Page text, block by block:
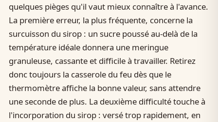
quelques pièges qu'il vaut mieux connaître à l'avance.
La première erreur, la plus fréquente, concerne la
surcuisson du sirop : un sucre poussé au-delà de la
température idéale donnera une meringue
granuleuse, cassante et difficile à travailler. Retirez
donc toujours la casserole du feu dès que le
thermomètre affiche la bonne valeur, sans attendre
une seconde de plus. La deuxième difficulté touche à
l'incorporation du sirop : versé trop rapidement, en